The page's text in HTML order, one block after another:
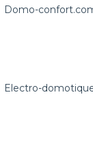
Domo-
Electro-